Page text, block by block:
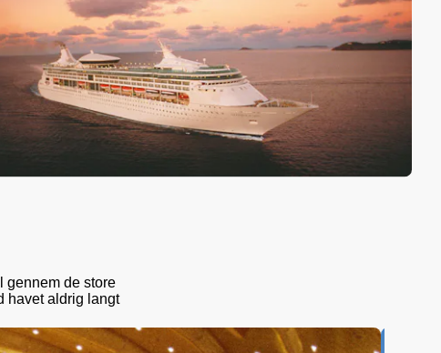
gennem de store
havet aldrig langt